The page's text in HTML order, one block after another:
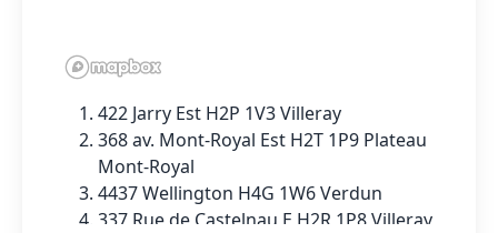
422 Jarry Est H2P 1V3 Villeray
368 av. Mont-Royal Est H2T 1P9 Plateau
Mont-Royal
4437 Wellington H4G 1W6 Verdun
337 Rue de Castelnau E H2R 1P8 Villeray